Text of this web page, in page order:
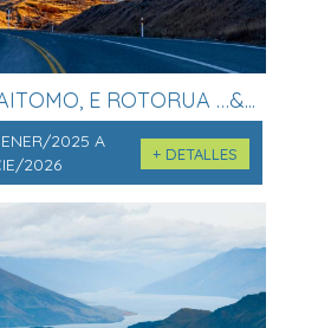
E ROTORUA …&...
ENER/2025 A
2026
+ DETALLES